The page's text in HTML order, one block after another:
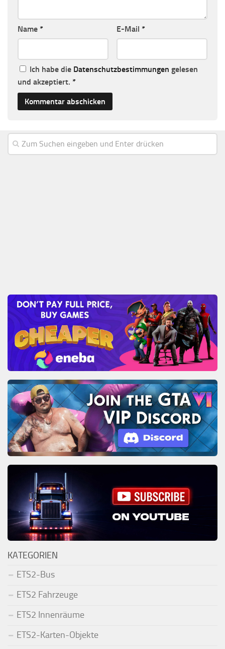
Name * E-Mail *
Ich habe die Datenschutzbestimmungen gelesen
und akzeptiert. *
KATEGORIEN
ETS2-Bus
ETS2 Fahrzeuge
ETS2 Innenräume
ETS2-Karten-Objekte